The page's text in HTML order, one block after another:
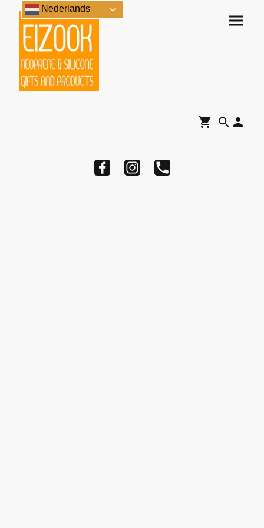
Nederlands